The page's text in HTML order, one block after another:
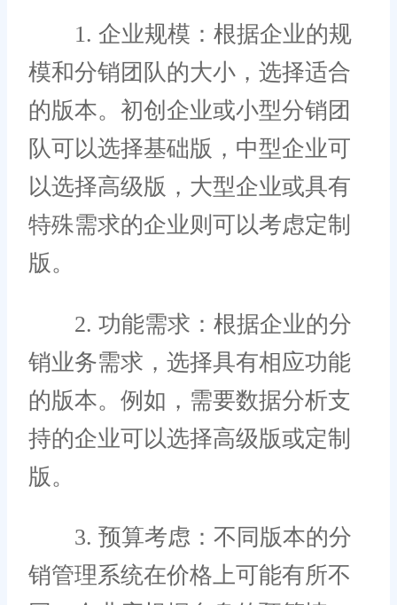
1. 企业规模：根据企业的规
模和分销团队的大小，选择适合
的版本。初创企业或小型分销团
队可以选择基础版，中型企业可
以选择高级版，大型企业或具有
特殊需求的企业则可以考虑定制
版。
2. 功能需求：根据企业的分
销业务需求，选择具有相应功能
的版本。例如，需要数据分析支
持的企业可以选择高级版或定制
版。
3. 预算考虑：不同版本的分
销管理系统在价格上可能有所不